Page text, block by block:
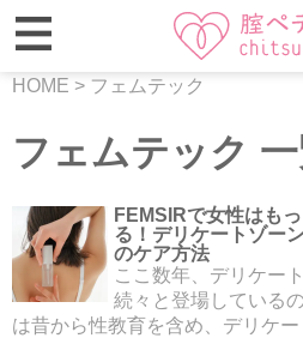
HOME > フェムテック
フェムテック
FEMSIRで女性はも
る！デリケートゾー
のケア方法
ここ数年、デリケー
続々と登場している
は昔から性教育を含め、デリケ